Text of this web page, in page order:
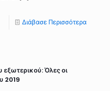
Διάβασε Περισσότερα
Όλες οι
2019